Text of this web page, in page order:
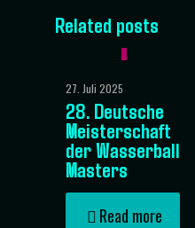
Related posts
27. Juli 2025
28. Deutsche
Meisterschaft
der Wasserball
Masters
Read more